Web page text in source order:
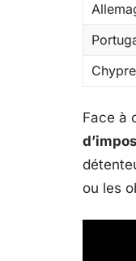
Chypre
Face à
ou les